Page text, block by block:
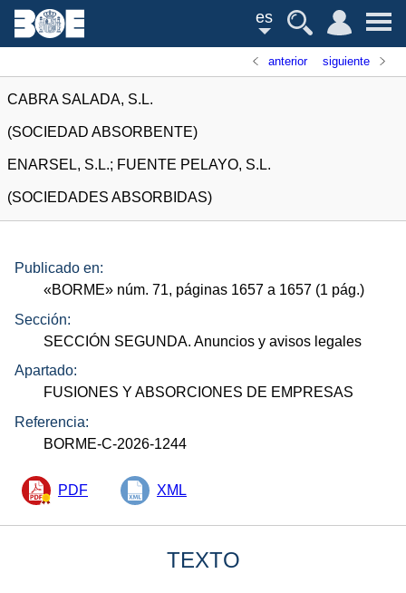
es
anterior siguiente
CABRA SALADA, S.L.
(SOCIEDAD ABSORBENTE)
ENARSEL, S.L.; FUENTE PELAYO, S.L.
(SOCIEDADES ABSORBIDAS)
Publicado en:
«BORME» núm. 71, páginas 1657 a 1657 (1 pág.)
Sección:
SECCIÓN SEGUNDA. Anuncios y avisos legales
Apartado:
FUSIONES Y ABSORCIONES DE EMPRESAS
Referencia:
BORME-C-2026-1244
PDF XML
TEXTO